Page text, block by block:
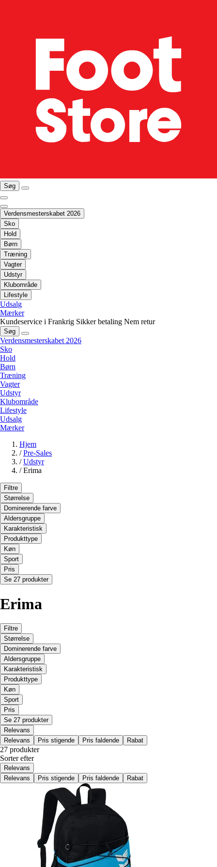
Søg
Verdensmesterskabet 2026
Sko
Hold
Børn
Træning
Vagter
Udstyr
Klubområde
Lifestyle
Udsalg
Mærker
Kundeservice i Frankrig Sikker betaling Nem retur
Søg
Verdensmesterskabet 2026
Sko
Hold
Børn
Træning
Vagter
Udstyr
Klubområde
Lifestyle
Udsalg
Mærker
Hjem
/ Pre-Sales
/ Udstyr
/ Erima
Filtre
Størrelse
Dominerende farve
Aldersgruppe
Karakteristisk
Produkttype
Køn
Sport
Pris
Se 27 produkter
Erima
Filtre
Størrelse
Dominerende farve
Aldersgruppe
Karakteristisk
Produkttype
Køn
Sport
Pris
Se 27 produkter
Relevans
Relevans
Pris stigende Pris faldende Rabat
27 produkter
Sorter efter
Relevans
Relevans
Pris stigende Pris faldende Rabat